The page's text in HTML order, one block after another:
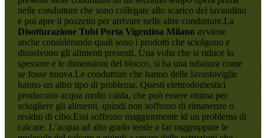
nelle condutture che sono collegate allo scarico del lavandino
e poi apre il pozzetto per arrivare nelle altre condutture.La
Disotturazione Tubi Porta Vigentina Milanoavviene
anche considerando quali sono i prodotti che sciolgono e
dissolvono gli alimenti presenti. Una volta che si riduce lo
spessore e le dimensioni del blocco, si ha una tubatura come
se fosse nuova.Le condutture che hanno delle lavastoviglie
hanno un altro tipo di problema. Questi elettrodomestici
producono acqua molto calda, che può essere ottima per
sciogliere gli alimenti, quindi non soffrono di rimanenze o
residui di cibo.Essi soffrono maggiormente id un problema di
calcare. L’acqua ad alto grado tende a far raggruppare le